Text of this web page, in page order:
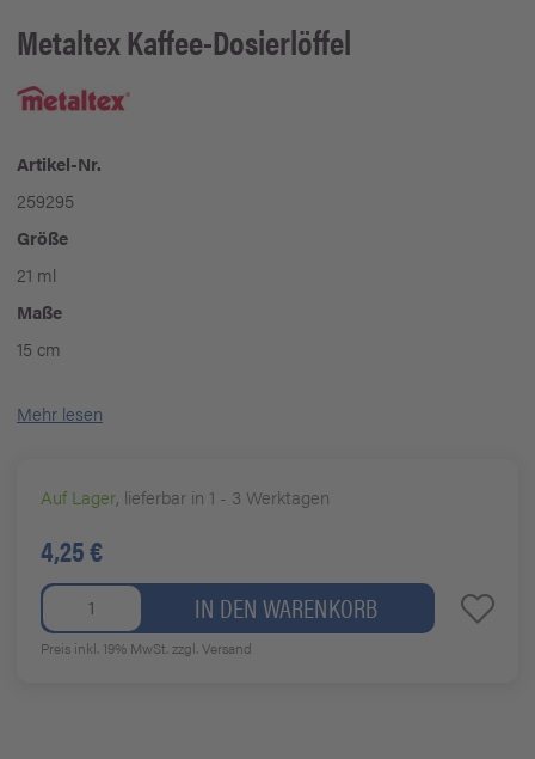
MetaltexKaffee-Dosierlöffel
Artikel-Nr.
259295
Größe
21 ml
Maße
15 cm
Mehr lesen
Auf Lager, lieferbar in 1 - 3 Werktagen
4,25 €
IN DEN WARENKORB
Preis inkl. 19% MwSt.zzgl. Versand